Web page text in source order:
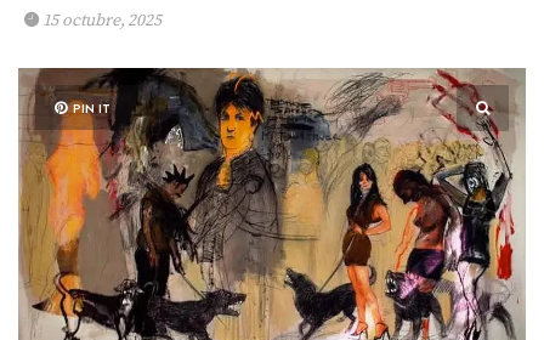
15 octubre, 2025
PIN IT